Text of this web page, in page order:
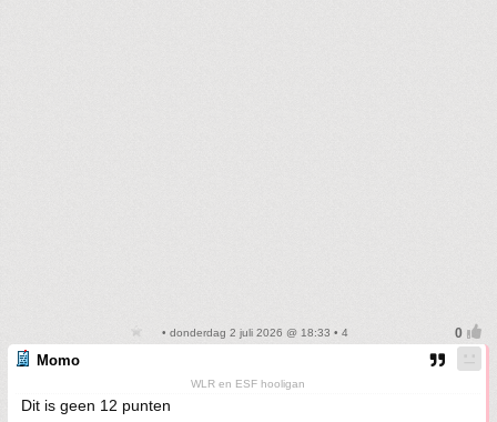
• donderdag 2 juli 2026 @ 18:33 • 4
Momo
WLR en ESF hooligan
Dit is geen 12 punten